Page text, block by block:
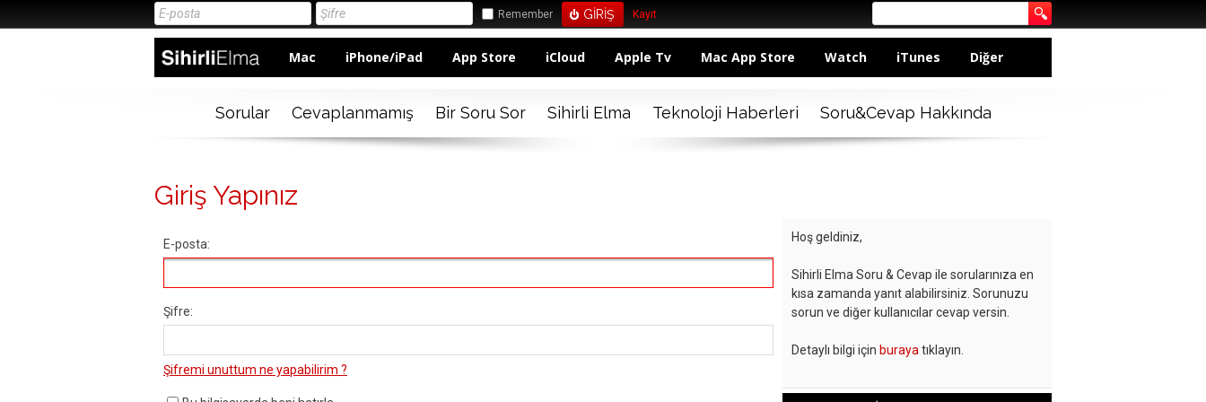
Remember Kayıt
Mac iPhone/iPad App Store iCloud Apple Tv Mac App Store Watch iTunes Diğer
Sorular Cevaplanmamış Bir Soru Sor Sihirli Elma Teknoloji Haberleri Soru&Cevap Hakkında
Giriş Yapınız
E-posta:
Şifre:
Şifremi unuttum ne yapabilirim ?
Hoş geldiniz,
Sihirli Elma Soru & Cevap ile sorularınıza en
kısa zamanda yanıt alabilirsiniz. Sorunuzu
sorun ve diğer kullanıcılar cevap versin.
Detaylı bilgi için buraya tıklayın.